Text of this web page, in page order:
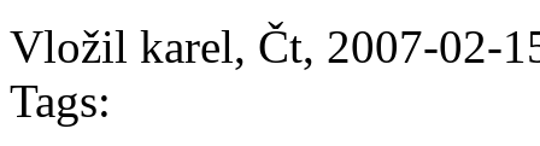
Vložil karel, Čt, 2007-02-
Tags: